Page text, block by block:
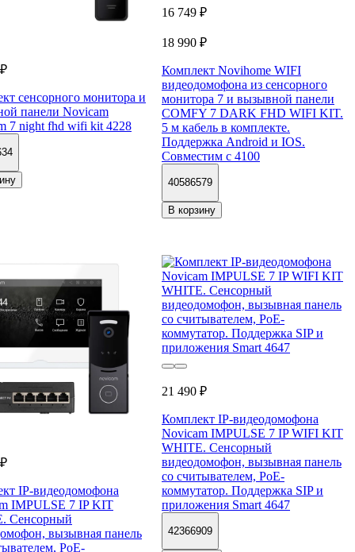
сенсорного монитора и
панели Novicam
7 night fhd wifi kit 4228
16 749 ₽
18 990 ₽
Комплект Novihome WIFI
видеодомофона из сенсорного
монитора 7 и вызывной панели
COMFY 7 DARK FHD WIFI KIT.
5 м кабель в комплекте.
Поддержка Android и IOS.
Совместим с 4100
40586579
В корзину
IP-видеодомофона
IMPULSE 7 IP KIT
Сенсорный
вызывная панель
PoE-
21 490 ₽
Комплект IP-видеодомофона
Novicam IMPULSE 7 IP WIFI KIT
WHITE. Сенсорный
видеодомофон, вызывная панель
со считывателем, PoE-
коммутатор. Поддержка SIP и
приложения Smart 4647
42366909